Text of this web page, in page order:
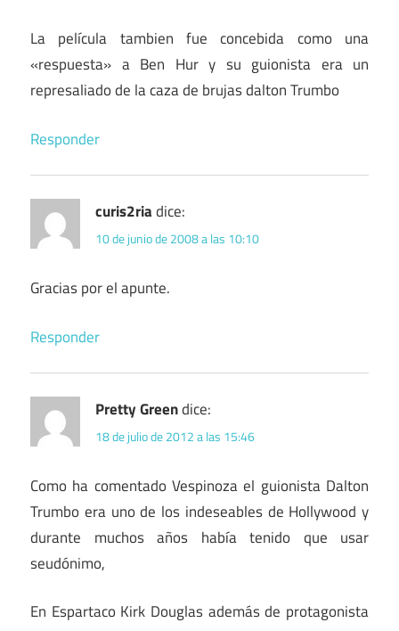
La película tambien fue concebida como una
«respuesta» a Ben Hur y su guionista era un
represaliado de la caza de brujas dalton Trumbo
Responder
curis2riadice:
10 de junio de 2008 a las 10:10
Gracias por el apunte.
Responder
Pretty Greendice:
18 de julio de 2012 a las 15:46
Como ha comentado Vespinoza el guionista Dalton
Trumbo era uno de los indeseables de Hollywood y
durante muchos años había tenido que usar
seudónimo,
En Espartaco Kirk Douglas además de protagonista